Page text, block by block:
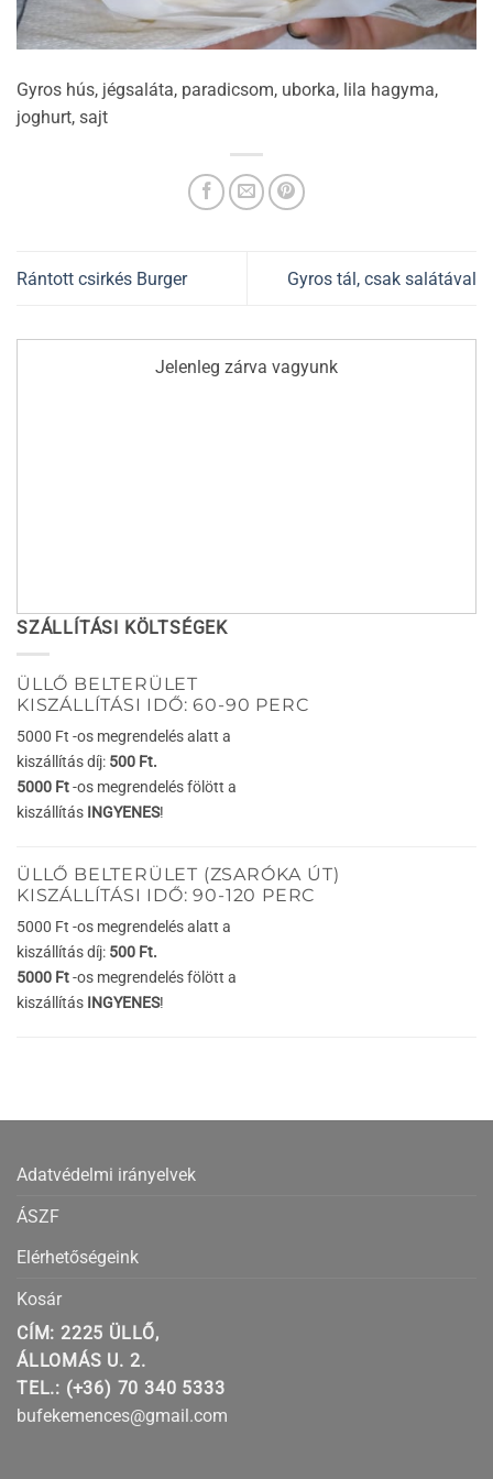
Gyros hús, jégsaláta, paradicsom, uborka, lila hagyma,
joghurt, sajt
Rántott csirkés Burger Gyros tál, csak salátával
Jelenleg zárva vagyunk
SZÁLLÍTÁSI KÖLTSÉGEK
ÜLLŐ BELTERÜLET
KISZÁLLÍTÁSI IDŐ: 60-90 PERC
5000 Ft -os megrendelés alatt a
kiszállítás díj: 500 Ft.
5000 Ft-os megrendelés fölött a
kiszállítás INGYENES!
ÜLLŐ BELTERÜLET (ZSARÓKA ÚT)
KISZÁLLÍTÁSI IDŐ: 90-120 PERC
5000 Ft -os megrendelés alatt a
kiszállítás díj: 500 Ft.
5000 Ft-os megrendelés fölött a
kiszállítás INGYENES!
Adatvédelmi irányelvek
ÁSZF
Elérhetőségeink
Kosár
CÍM: 2225 ÜLLŐ,
ÁLLOMÁS U. 2.
TEL.: (+36) 70 340 5333
bufekemences@gmail.com